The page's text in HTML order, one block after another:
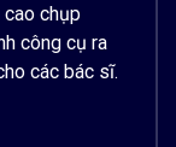
cao chụp
công cụ ra
các bác sĩ.